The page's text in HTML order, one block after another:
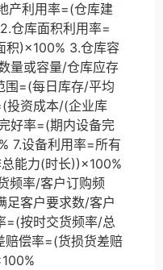
产利用率=(仓库建
仓库面积利用率=
积)×100% 3.仓库容
量或容量/仓库应存
围=(每日库存/平均
投资成本/(企业库
好率=(期内设备完
7.设备利用率=所有
能力(时长))×100%
频率/客户订购频
足客户要求数/客户
=(按时交货频率/总
赔偿率=(货损货差赔